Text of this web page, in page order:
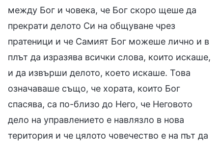
между Бог и човека, че Бог скоро щеше да
прекрати делото Си на общуване чрез
пратеници и че Самият Бог можеше лично и в
плът да изразява всички слова, които искаше,
и да извърши делото, което искаше. Това
означаваше също, че хората, които Бог
спасява, са по-близо до Него, че Неговото
дело на управлението е навлязло в нова
територия и че цялото човечество е на път да